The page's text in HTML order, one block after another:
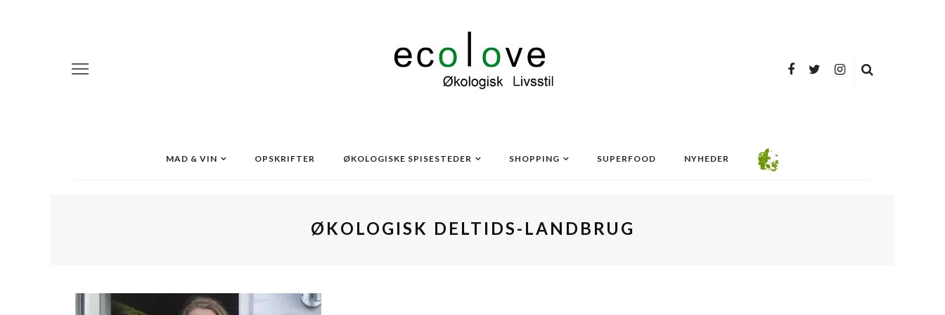
MAD & VIN OPSKRIFTER ØKOLOGISKE SPISESTEDER SHOPPING SUPERFOOD NYHEDER
ØKOLOGISK DELTIDS-LANDBRUG